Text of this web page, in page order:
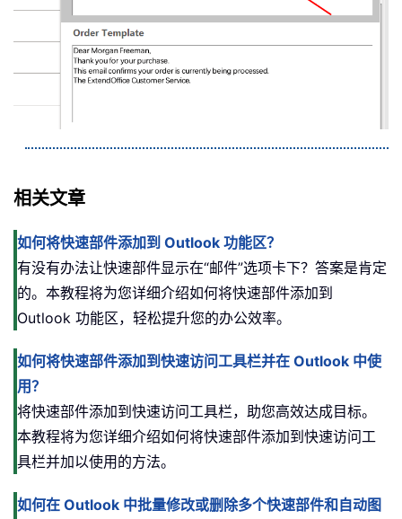
相关文章
如何将快速部件添加到 Outlook 功能区？
有没有办法让快速部件显示在“邮件”选项卡下？答案是肯定
的。本教程将为您详细介绍如何将快速部件添加到
Outlook 功能区，轻松提升您的办公效率。
如何将快速部件添加到快速访问工具栏并在 Outlook 中使
用？
将快速部件添加到快速访问工具栏，助您高效达成目标。
本教程将为您详细介绍如何将快速部件添加到快速访问工
具栏并加以使用的方法。
如何在 Outlook 中批量修改或删除多个快速部件和自动图